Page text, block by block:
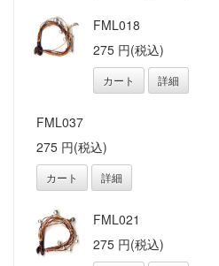
FML018
275 円(税込)
カート 詳細
FML037
275 円(税込)
カート 詳細
FML021
275 円(税込)